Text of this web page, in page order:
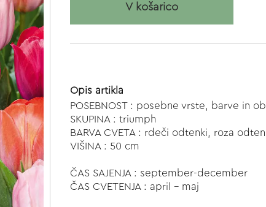
V košarico
Opis artikla
POSEBNOST : posebne vrste, barve in
SKUPINA : triumph
BARVA CVETA : rdeči odtenki, roza
VIŠINA : 50 cm
ČAS SAJENJA : september-december
ČAS CVETENJA : april - maj